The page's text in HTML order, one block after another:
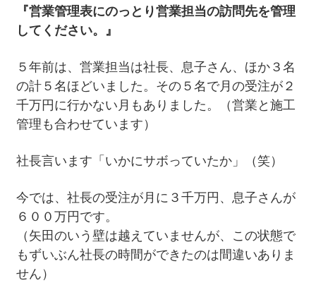
『営業管理表にのっとり営業担当の訪問先を管理
してください。』
５年前は、営業担当は社長、息子さん、ほか３名
の計５名ほどいました。その５名で月の受注が２
千万円に行かない月もありました。（営業と施工
管理も合わせています）
社長言います「いかにサボっていたか」（笑）
今では、社長の受注が月に３千万円、息子さんが
６００万円です。
（矢田のいう壁は越えていませんが、この状態で
もずいぶん社長の時間ができたのは間違いありま
せん）